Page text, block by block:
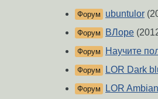
Форум ubuntulor
Форум ВЛоре
Форум Научите
Форум LOR Dark
Форум LOR